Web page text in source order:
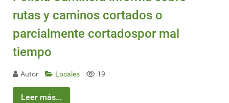
rutas y caminos cortados o
parcialmente cortadospor mal
tiempo
Autor Locales 19
Leer más...